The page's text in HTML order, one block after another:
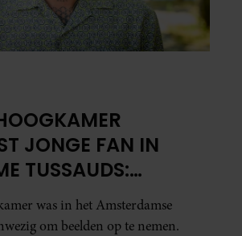
JONGE FAN IN
TUSSAUDS:
MOMENT
IN TRANEN
was in het Amsterdamse
om beelden op te nemen.